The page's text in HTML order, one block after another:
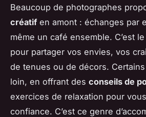
Beaucoup de photographes
créatifen amont : échanges par
même un café ensemble. C’est
pour partager vos envies, vos
de tenues ou de décors.
loin, en offrant des conseils de
exercices de relaxation pour
confiance. C’est ce genre